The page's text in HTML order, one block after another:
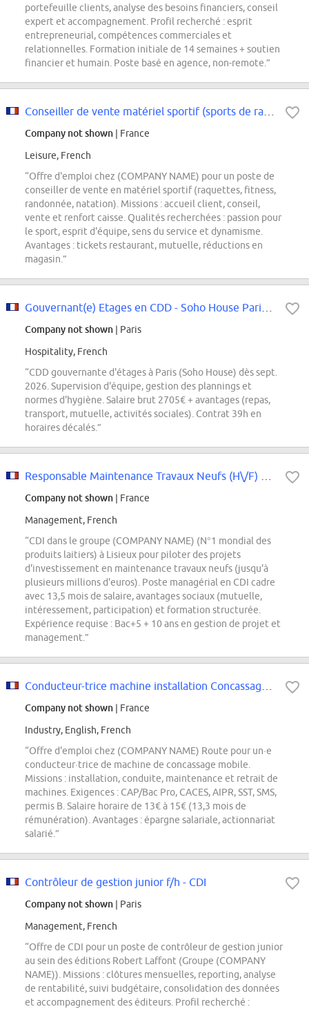
portefeuille clients, analyse des besoins financiers, conseil
expert et accompagnement. Profil recherché : esprit
entrepreneurial, compétences commerciales et
relationnelles. Formation initiale de 14 semaines + soutien
financier et humain. Poste basé en agence, non-remote.”
Company not shown | France
Leisure, French
“Offre d'emploi chez (COMPANY NAME) pour un poste de
conseiller de vente en matériel sportif (raquettes, fitness,
randonnée, natation). Missions : accueil client, conseil,
vente et renfort caisse. Qualités recherchées : passion pour
le sport, esprit d'équipe, sens du service et dynamisme.
Avantages : tickets restaurant, mutuelle, réductions en
magasin.”
Company not shown | Paris
Hospitality, French
“CDD gouvernante d'étages à Paris (Soho House) dès sept.
2026. Supervision d'équipe, gestion des plannings et
normes d'hygiène. Salaire brut 2705€ + avantages (repas,
transport, mutuelle, activités sociales). Contrat 39h en
horaires décalés.”
Company not shown | France
Management, French
“CDI dans le groupe (COMPANY NAME) (N°1 mondial des
produits laitiers) à Lisieux pour piloter des projets
d'investissement en maintenance travaux neufs (jusqu'à
plusieurs millions d'euros). Poste managérial en CDI cadre
avec 13,5 mois de salaire, avantages sociaux (mutuelle,
intéressement, participation) et formation structurée.
Expérience requise : Bac+5 + 10 ans en gestion de projet et
management.”
Company not shown | France
Industry, English, French
“Offre d'emploi chez (COMPANY NAME) Route pour un·e
conducteur·trice de machine de concassage mobile.
Missions : installation, conduite, maintenance et retrait de
machines. Exigences : CAP/Bac Pro, CACES, AIPR, SST, SMS,
permis B. Salaire horaire de 13€ à 15€ (13,3 mois de
rémunération). Avantages : épargne salariale, actionnariat
salarié.”
Contrôleur de gestion junior f/h - CDI
Company not shown | Paris
Management, French
“Offre de CDI pour un poste de contrôleur de gestion junior
au sein des éditions Robert Laffont (Groupe (COMPANY
NAME)). Missions : clôtures mensuelles, reporting, analyse
de rentabilité, suivi budgétaire, consolidation des données
et accompagnement des éditeurs. Profil recherché :